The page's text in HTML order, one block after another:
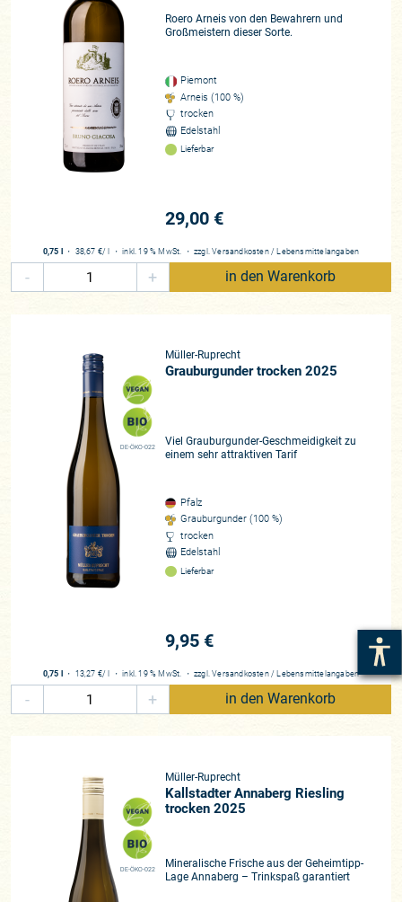
Roero Arneis von den Bewahrern und
Großmeistern dieser Sorte.
Piemont
Arneis (100 %)
trocken
Edelstahl
Lieferbar
29,00 €
0,75 l ・ 38,67 €/ l ・inkl. 19 % MwSt. ・ zzgl.Versandkosten / Lebensmittelangaben
- + in den Warenkorb
DE-ÖKO-022
Müller-Ruprecht
Grauburgunder trocken 2025
Viel Grauburgunder-Geschmeidigkeit zu
einem sehr attraktiven Tarif
Pfalz
Grauburgunder (100 %)
trocken
Edelstahl
Lieferbar
9,95 €
0,75 l ・ 13,27 €/ l ・inkl. 19 % MwSt. ・ zzgl.Versandkosten / Lebensmittelangaben
- + in den Warenkorb
DE-ÖKO-022
Müller-Ruprecht
Kallstadter Annaberg Riesling
trocken 2025
Mineralische Frische aus der Geheimtipp-
Lage Annaberg – Trinkspaß garantiert